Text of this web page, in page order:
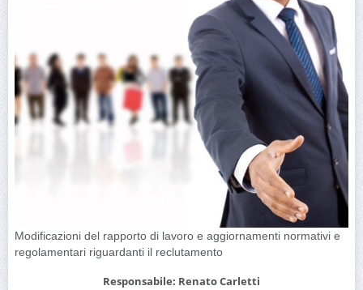
Modificazioni del rapporto di lavoro e aggiornamenti normativi e
regolamentari riguardanti il reclutamento
Responsabile: Renato Carletti